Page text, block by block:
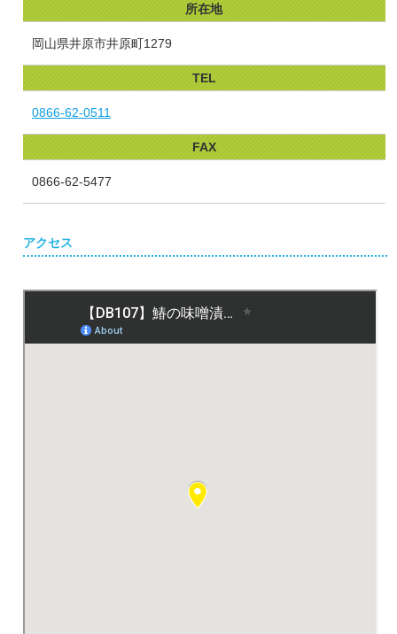
所在地
岡山県井原市井原町1279
TEL
0866-62-0511
FAX
0866-62-5477
アクセス